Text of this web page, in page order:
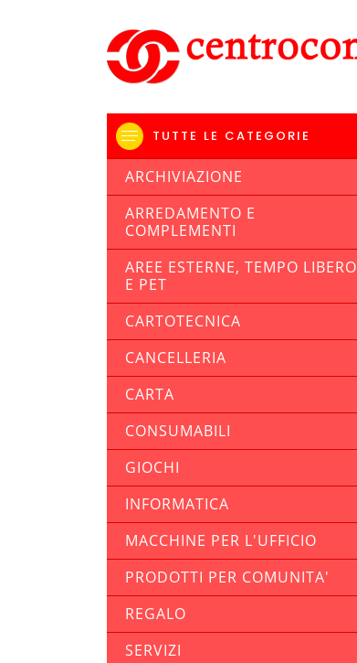
TUTTE LE CATEGORIE
ARCHIVIAZIONE
ARREDAMENTO E
COMPLEMENTI
AREE ESTERNE, TEMPO LIBERO
E PET
CARTOTECNICA
CANCELLERIA
CARTA
CONSUMABILI
GIOCHI
INFORMATICA
MACCHINE PER L'UFFICIO
PRODOTTI PER COMUNITA'
REGALO
SERVIZI